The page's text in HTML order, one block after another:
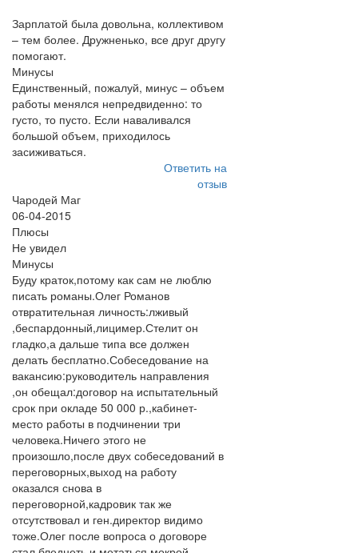
Зарплатой была довольна, коллективом
– тем более. Дружненько, все друг другу
помогают.
Минусы
Единственный, пожалуй, минус – объем
работы менялся непредвиденно: то
густо, то пусто. Если наваливался
большой объем, приходилось
засиживаться.
Ответить на
отзыв
Чародей Маг
06-04-2015
Плюсы
Не увидел
Минусы
Буду краток,потому как сам не люблю
писать романы.Олег Романов
отвратительная личность:лживый
,беспардонный,лицимер.Стелит он
гладко,а дальше типа все должен
делать бесплатно.Собеседование на
вакансию:руководитель направления
,он обещал:договор на испытательный
срок при окладе 50 000 р.,кабинет-
место работы в подчинении три
человека.Ничего этого не
произошло,после двух собеседований в
переговорных,выход на работу
оказался снова в
переговорной,кадровик так же
отсутствовал и ген.директор видимо
тоже.Олег после вопроса о договоре